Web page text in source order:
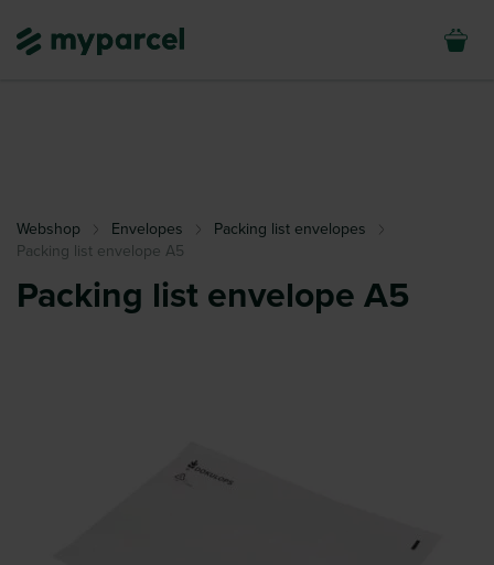
Webshop Envelopes
Packing list envelopes
Packing list envelope A5
Packing list envelope A5